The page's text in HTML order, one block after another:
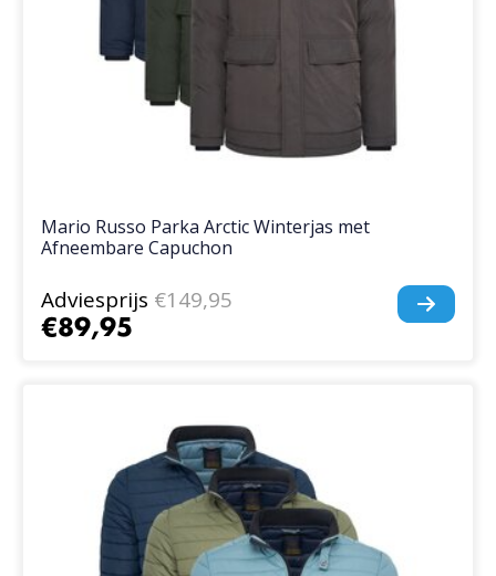
Mario Russo Parka Arctic Winterjas met
Afneembare Capuchon
Adviesprijs €149,95
€89,95